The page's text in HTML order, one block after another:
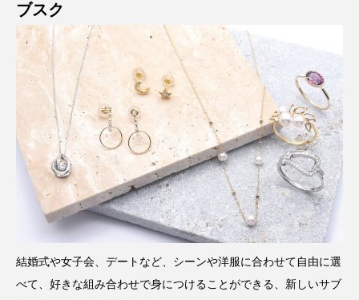
ブスク
結婚式や女子会、デートなど、シーンや洋服に合わせて自由に選
べて、好きな組み合わせで身につけることができる、新しいサブ